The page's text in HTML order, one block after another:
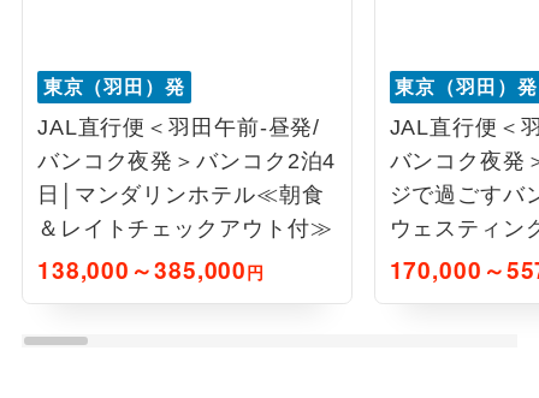
東京（羽田）発
JAL直行便＜羽田午前-昼発/
バンコク夜発＞バンコク2泊4
日│マンダリンホテル≪朝食
＆レイトチェックアウト付≫
138,000～385,000円
東京（羽田）発
JAL直行便＜
バンコク夜発
ジで過ごすバ
ウェスティン
ビット
170,000～